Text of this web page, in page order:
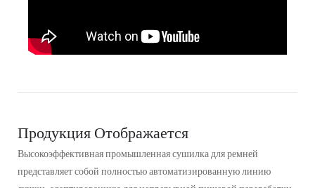
Продукция Отображается
Высокоэффективная промышленная сушилка для ремней
представляет собой полностью автоматизированную линию